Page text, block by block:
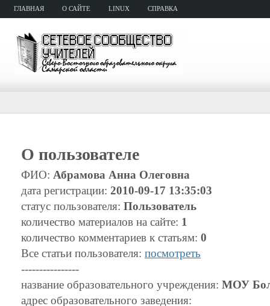
ГЛАВНАЯ О САЙТЕ LINUX СПРАВКА
О пользователе
ФИО: Абрамова Анна Олеговна
дата регистрации: 2010-09-17 13:35:03
статус пользователя: Пользователь
количество материалов на сайте: 1
количество комментариев к статьям: 0
Все статьи пользователя: посмотреть
----------------
название образовательного учреждения: МОУ
адрес образовательного заведения: